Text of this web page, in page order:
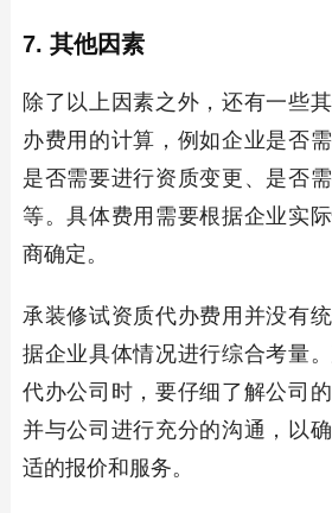
7. 其他因素
除了以上因素之外，还有一些
办费用的计算，例如企业是否
是否需要进行资质变更、是否
等。具体费用需要根据企业实
商确定。
承装修试资质代办费用并没有
据企业具体情况进行综合考量
代办公司时，要仔细了解公司
并与公司进行充分的沟通，以
适的报价和服务。